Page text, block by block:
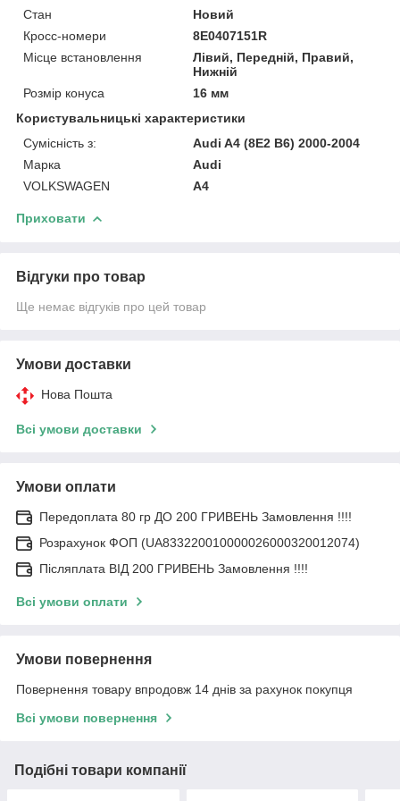
Стан
Новий
Кросс-номери
8E0407151R
Місце встановлення
Лівий, Передній, Правий,
Нижній
Розмір конуса
16 мм
Користувальницькі характеристики
Сумісність з:
Audi A4 (8E2 B6) 2000-2004
Марка
Audi
VOLKSWAGEN
A4
Приховати
Відгуки про товар
Ще немає відгуків про цей товар
Умови доставки
Нова Пошта
Всі умови доставки
Умови оплати
Передоплата 80 гр ДО 200 ГРИВЕНЬ Замовлення !!!!
Розрахунок ФОП (UA833220010000026000320012074)
Післяплата ВІД 200 ГРИВЕНЬ Замовлення !!!!
Всі умови оплати
Умови повернення
Повернення товару впродовж 14 днів за рахунок покупця
Всі умови повернення
Подібні товари компанії